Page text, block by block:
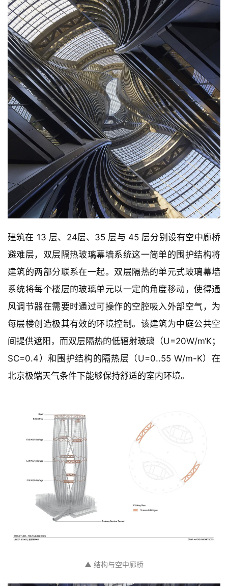
景
观
建
筑
专
教
工
流
登录 注册
建筑在 13 层、24层、35 层与 45 层分别设有空中廊桥
避难层，双层隔热玻璃幕墙系统这一简单的围护结构将
建筑的两部分联系在一起。双层隔热的单元式玻璃幕墙
系统将每个楼层的玻璃单元以一定的角度移动，使得通
风调节器在需要时通过可操作的空腔吸入外部空气，为
每层楼创造极其有效的环境控制。该建筑为中庭公共空
间提供遮阳，而双层隔热的低辐射玻璃（U=20W/m‘K；
SC=0.4）和围护结构的隔热层（U=0..55 W/m-K）在